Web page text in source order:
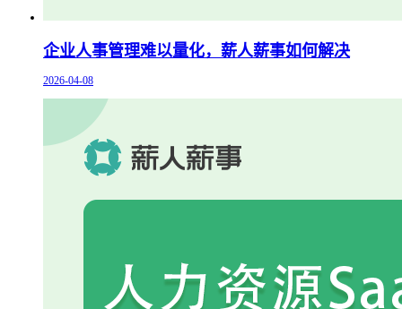
企业人事管理难以量化，薪人薪事如何解决
2026-04-08